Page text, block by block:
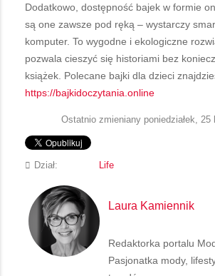
Dodatkowo, dostępność bajek w formie
są one zawsze pod ręką – wystarczy
komputer. To wygodne i ekologiczne
pozwala cieszyć się historiami bez
książek. Polecane bajki dla dzieci
https://bajkidoczytania.online
Ostatnio zmieniany poniedziałek, 25
Dział: Life
Laura Kamiennik
Redaktorka portalu
Pasjonatka mody,